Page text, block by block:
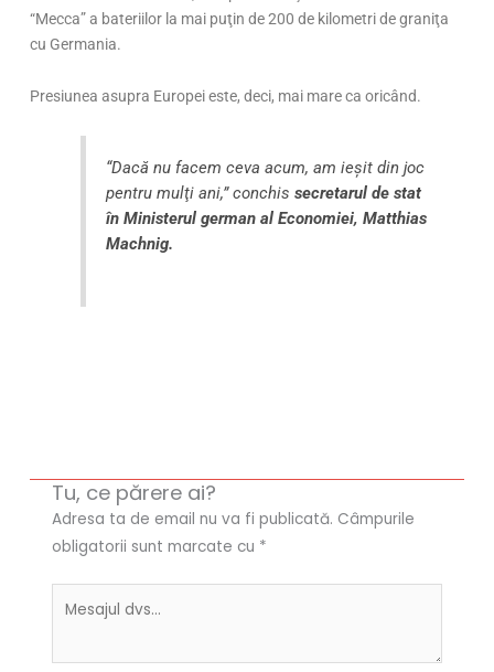
“Mecca” a bateriilor la mai puţin de 200 de kilometri de graniţa
cu Germania.
Presiunea asupra Europei este, deci, mai mare ca oricând.
“Dacă nu facem ceva acum, am ieşit din joc
pentru mulţi ani,” conchis secretarul de stat
în Ministerul german al Economiei, Matthias
Machnig.
Tu, ce părere ai?
Adresa ta de email nu va fi publicată. Câmpurile
obligatorii sunt marcate cu *